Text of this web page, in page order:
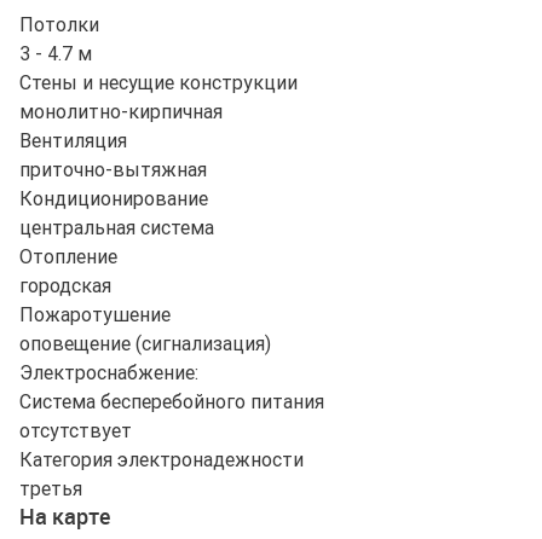
Потолки
3 - 4.7 м
Стены и несущие конструкции
монолитно-кирпичная
Вентиляция
приточно-вытяжная
Кондиционирование
центральная система
Отопление
городская
Пожаротушение
оповещение (сигнализация)
Электроснабжение:
Система бесперебойного питания
отсутствует
Категория электронадежности
третья
На карте